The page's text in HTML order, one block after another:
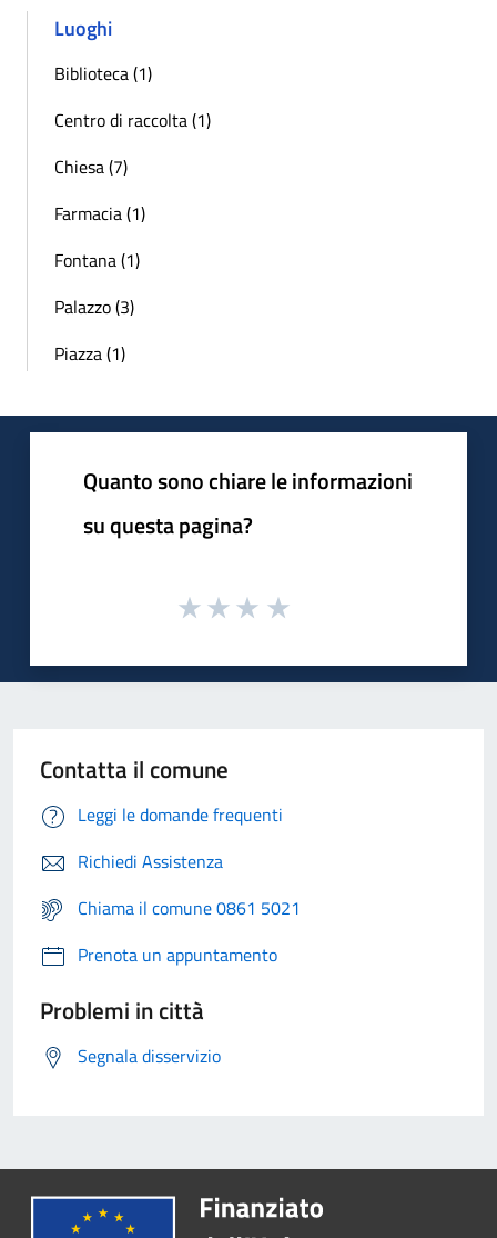
Luoghi
Biblioteca (1)
Centro di raccolta (1)
Chiesa (7)
Farmacia (1)
Fontana (1)
Palazzo (3)
Piazza (1)
Quanto sono chiare le informazioni
su questa pagina?
Contatta il comune
Leggi le domande frequenti
Richiedi Assistenza
Chiama il comune 0861 5021
Prenota un appuntamento
Problemi in città
Segnala disservizio